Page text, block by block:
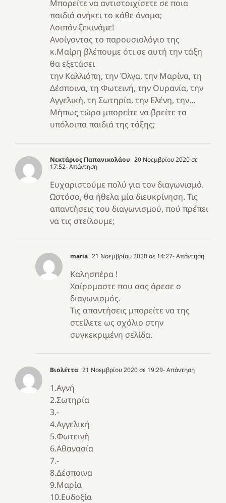
Μπορείτε να αντιστοιχίσετε σε ποια
παιδιά ανήκει το κάθε όνομα;
Λοιπόν ξεκινάμε!
Ανοίγοντας το παρουσιολόγιο της
κ.Μαίρη βλέπουμε ότι σε αυτή την τάξη
θα εξετάσει
την Καλλιόπη, την Όλγα, την Μαρίνα, τη
Δέσποινα, τη Φωτεινή, την Ουρανία, την
Αγγελική, τη Σωτηρία, την Ελένη, την…
Μήπως τώρα μπορείτε να βρείτε τα
υπόλοιπα παιδιά της τάξης;
Νεκτάριος Παπανικολάου 20 Νοεμβρίου 2020 σε
17:52- Απάντηση
Ευχαριστούμε πολύ για τον διαγωνισμό.
Ωστόσο, θα ήθελα μία διευκρίνηση. Τις
απαντήσεις του διαγωνισμού, πού πρέπει
να τις στείλουμε;
maria 21 Νοεμβρίου 2020 σε 14:27- Απάντηση
Καλησπέρα !
Χαίρομαστε που σας άρεσε ο
διαγωνισμός.
Τις απαντήσεις μπορείτε να της
στείλετε ως σχόλιο στην
συγκεκριμένη σελίδα.
Βιολέττα 21 Νοεμβρίου 2020 σε 19:29- Απάντηση
1.Αγνή
2.Σωτηρία
3.-
4.Αγγελική
5.Φωτεινή
6.Αθανασία
7.-
8.Δέσποινα
9.Μαρία
10.Ευδοξία